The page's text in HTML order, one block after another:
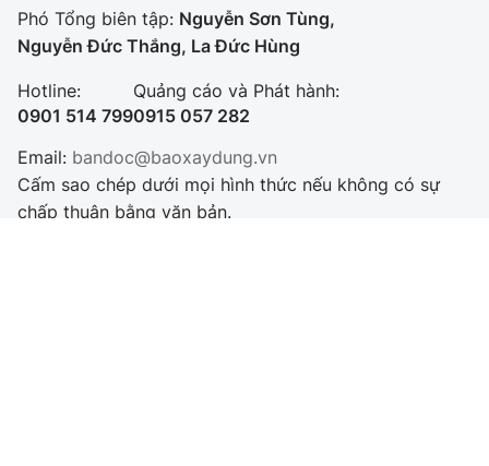
Phó Tổng biên tập: Nguyễn Sơn Tùng,
Nguyễn Đức Thắng, La Đức Hùng
Hotline:
0901 514 799
Quảng cáo và Phát hành:
0915 057 282
Email: bandoc@baoxaydung.vn
Cấm sao chép dưới mọi hình thức nếu không có sự
chấp thuận bằng văn bản.